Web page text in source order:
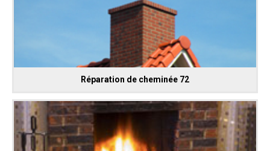
Réparation de cheminée 72